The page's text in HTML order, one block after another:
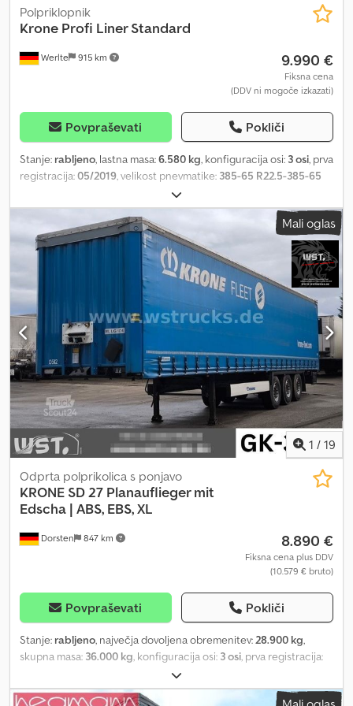
Werlte 915 km
Polpriklopnik
Krone Profi Liner Standard
9.990 €
Fiksna cena
(DDV ni mogoče izkazati)
Povpraševati Pokliči
Stanje: rabljeno, lastna masa:6.580 kg, konfiguracija osi: 3 osi, prva
registracija:05/2019, velikost pnevmatike: 385-65 R22.5-385-65
, prevoženi kilometri:
F0900320 Oprema: * Priključek za zrak: rdeča/rumena glava, *
Električni priključek: 1 x 15-polni + 2 x 7-polni, * ABS, * EBS, *
Carinska vrvica, * Škatla za dokumente, * Ferry Lashing
(pritrjevanje za trajekt), * Stranska zaščita pred naletom, * Vložni
stebriček: 6, Djdpfx Ajzbc Nvoggock * Hubodometer, * Podložni
zagozd: 2 kos, * Orodna skrinja: 2 kosa, * Vzpenjalna lestev, *
Zadnja vrata: zadnja portalna vrata, * Zaklepne palice na zadnjih
vratih: 4 kosi, * Drsna streha, * Vlečna palica za drsno streho, *
Stransko drsno ponjavo, * Multilock, * Tla: vezane plošče, * Žep za
stebriček levo, * Žep za stebriček sredina, * Žep za stebriček
desno, * Vložna letva (lesena): 24 kosov, * Skladišče stebričkov:
levo in desno, * Oznake stranke VIN: WKESD00000900320
Dimenzija pnevmatik: 385-65 R22.5 Notranja dolžina: 13,62 m Širina:
2,55 m Notranja širina: 2,48 m Višina: 4,01 m Notranja višina: 2,79 m
Mali oglas
1 / 19
Dorsten 847 km
Odprta polprikolica s ponjavo
KRONE SD 27 Planauflieger mit
Edscha | ABS, EBS, XL
8.890 €
Fiksna cena plus DDV
(10.579 € bruto)
Povpraševati Pokliči
Stanje: rabljeno, največja dovoljena obremenitev:28.900 kg,
skupna masa: 36.000 kg, konfiguracija osi: 3 osi, prva registracija:
, dolžina tovornega prostora:
prostora:2.500 mm, višina nakladalnega prostora:2.800 mm,